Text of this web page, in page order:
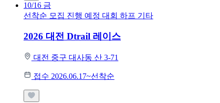
10/16 금
선착순 모집 진행 예정 대회 하프 기타
2026 대전 Dtrail 레이스
대전 중구 대사동 산 3-71
접수 2026.06.17~선착순